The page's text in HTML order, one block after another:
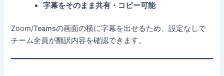
字幕をそのまま共有・コピー可能
Zoom/Teamsの画面の横に字幕を出せるため、設定なしで
チーム全員が翻訳内容を確認できます。